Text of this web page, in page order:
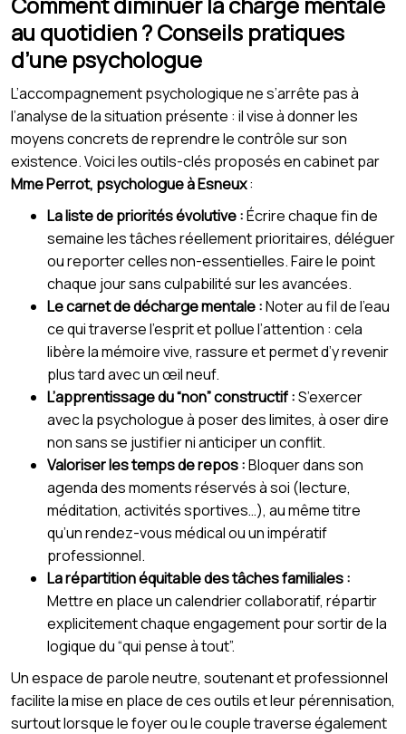
au quotidien ? Conseils pratiques
d’une psychologue
L’accompagnement psychologique ne s’arrête pas à
l’analyse de la situation présente : il vise à donner les
moyens concrets de reprendre le contrôle sur son
existence. Voici les outils-clés proposés en cabinet par
Mme Perrot, psychologue à Esneux:
La liste de priorités évolutive :Écrire chaque fin de
semaine les tâches réellement prioritaires, déléguer
ou reporter celles non-essentielles. Faire le point
chaque jour sans culpabilité sur les avancées.
Le carnet de décharge mentale :Noter au fil de l’eau
ce qui traverse l’esprit et pollue l’attention : cela
libère la mémoire vive, rassure et permet d’y revenir
plus tard avec un œil neuf.
L’apprentissage du “non” constructif :S’exercer
avec la psychologue à poser des limites, à oser dire
non sans se justifier ni anticiper un conflit.
Valoriser les temps de repos :Bloquer dans son
agenda des moments réservés à soi (lecture,
méditation, activités sportives…), au même titre
qu’un rendez-vous médical ou un impératif
professionnel.
La répartition équitable des tâches familiales :
Mettre en place un calendrier collaboratif, répartir
explicitement chaque engagement pour sortir de la
logique du “qui pense à tout”.
Un espace de parole neutre, soutenant et professionnel
facilite la mise en place de ces outils et leur pérennisation,
surtout lorsque le foyer ou le couple traverse également